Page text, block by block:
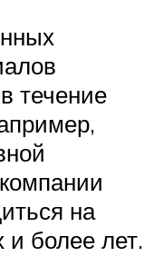
течение
на
и более лет.